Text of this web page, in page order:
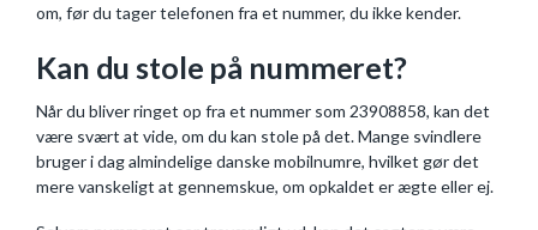
om, før du tager telefonen fra et nummer, du ikke kender.
Kan du stole på nummeret?
Når du bliver ringet op fra et nummer som 23908858, kan det
være svært at vide, om du kan stole på det. Mange svindlere
bruger i dag almindelige danske mobilnumre, hvilket gør det
mere vanskeligt at gennemskue, om opkaldet er ægte eller ej.